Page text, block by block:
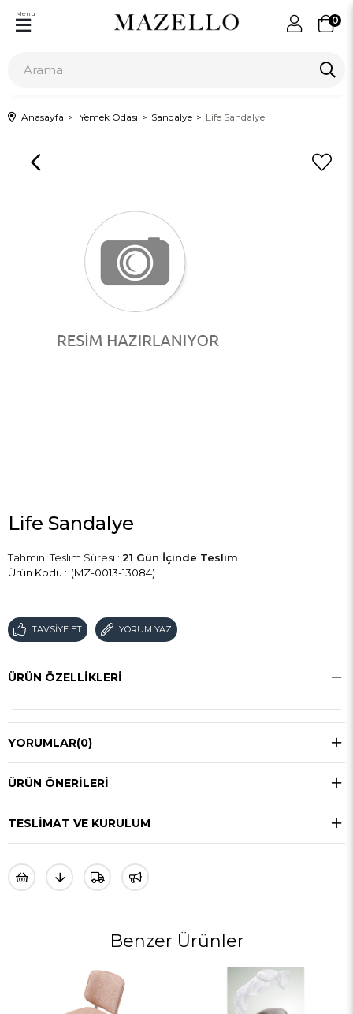
0
Menu
Anasayfa Yemek Odası Sandalye Life Sandalye
Life Sandalye
Tahmini Teslim Süresi : 21 Gün İçinde Teslim
(MZ-0013-13084)
TAVSIYE ET YORUM YAZ
ÜRÜN ÖZELLIKLERI
YORUMLAR(0)
ÜRÜN ÖNERILERI
TESLIMAT VE KURULUM
Benzer Ürünler